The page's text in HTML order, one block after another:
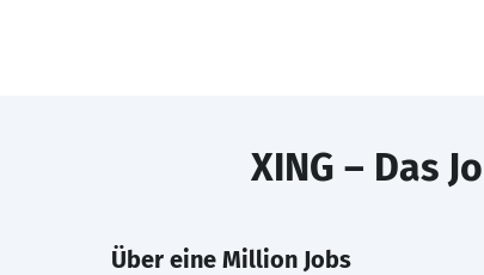
XING – Das
Über eine Million Jobs